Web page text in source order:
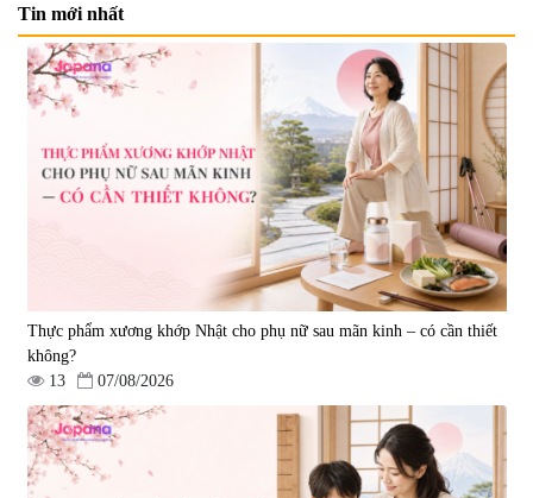
Viên uống bổ não Ribeto Shoji
57.920
1.450.000 đ
Viên nang uống cải thiện thị lực,
trí nhớ DHA + EPA + Flaxseed
Oil 30 viên/gói - Date 02/2027
|52.346
225.000 đ
Tẩy tế bào chết Nichiei Bussan
Nano NMN+ Peeling Gel
Luxury 200g
Viên uống hỗ trợ bền thành
mạch, ngừa tai biến Elastin Plus
& Nattokinase Hokoen 80 viên
|0
Tin mới nhất
Thực phẩm xương khớp Nhật cho phụ nữ sau mãn kinh – có cần thiết
không?
13
07/08/2026